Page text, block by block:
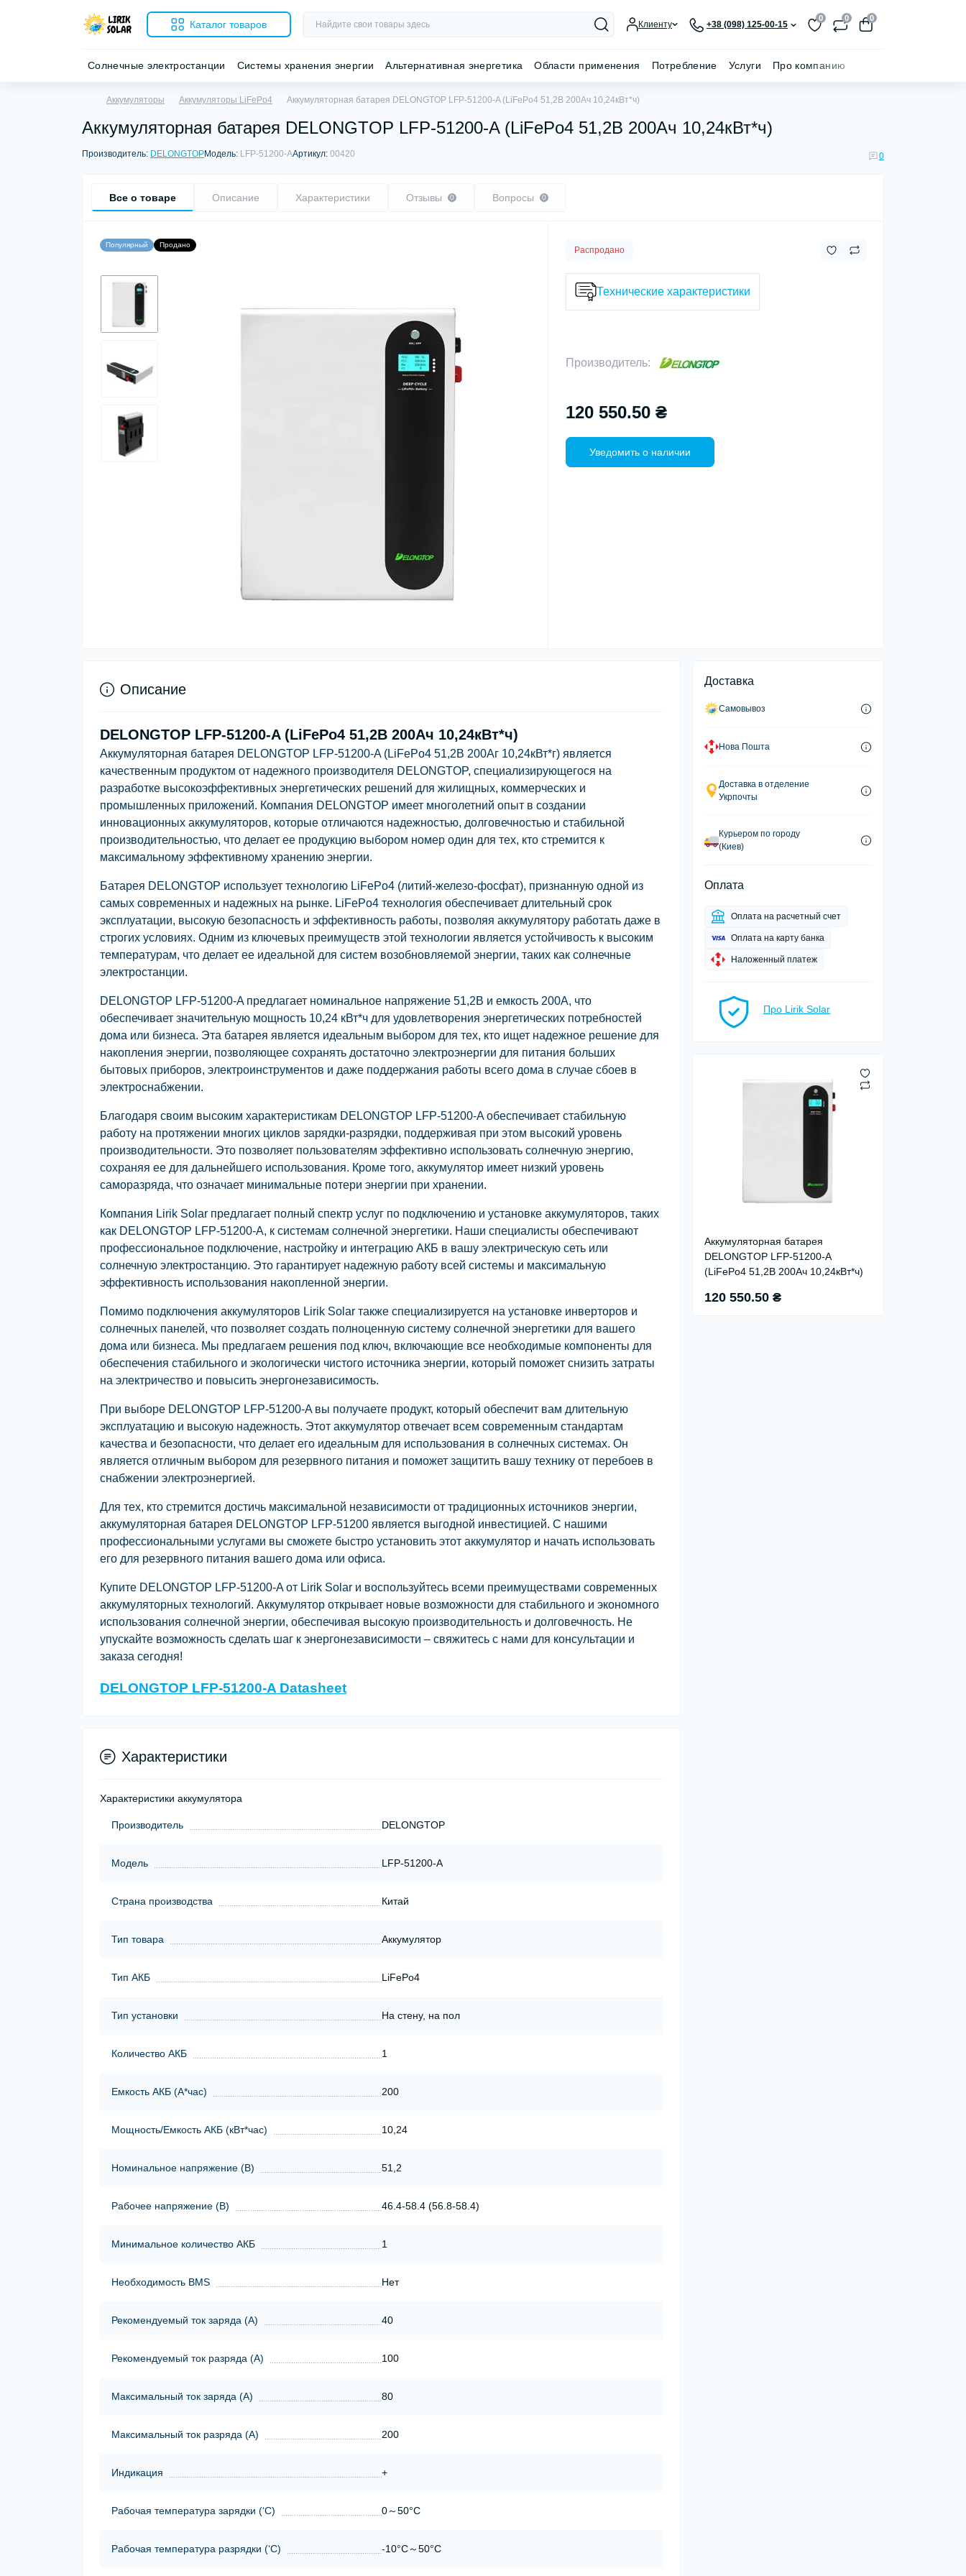
Каталог товаров Клиенту +38 (098) 125-00-15
0 0 0
Солнечные электростанции Системы хранения энергии Альтернативная энергетика Области применения Потребление Услуги Про компанию
Аккумуляторы Аккумуляторы LiFePo4 Аккумуляторная батарея DELONGTOP LFP-51200-A (LiFePo4 51,2В 200Ач 10,24кВт*ч)
Аккумуляторная батарея DELONGTOP LFP-51200-A (LiFePo4 51,2В 200Ач 10,24кВт*ч)
Производитель: DELONGTOPМодель: LFP-51200-AАртикул: 00420 0
Все о товаре Описание Характеристики Отзывы 0 Вопросы 0
Популярный Продано
Распродано
Технические характеристики
Производитель:
120 550.50 ₴
Уведомить о наличии
Доставка
Самовывоз
Нова Пошта
Доставка в отделение
Укрпочты
Курьером по городу
(Киев)
Оплата
Оплата на расчетный счет
Оплата на карту банка
Наложенный платеж
Про Lirik Solar
Аккумуляторная батарея
DELONGTOP LFP-51200-A
(LiFePo4 51,2В 200Ач 10,24кВт*ч)
120 550.50 ₴
Описание
DELONGTOP LFP-51200-A (LiFePo4 51,2В 200Ач 10,24кВт*ч)
Аккумуляторная батарея DELONGTOP LFP-51200-A (LiFePo4 51,2В 200Аг 10,24кВт*г) является
качественным продуктом от надежного производителя DELONGTOP, специализирующегося на
разработке высокоэффективных энергетических решений для жилищных, коммерческих и
промышленных приложений. Компания DELONGTOP имеет многолетний опыт в создании
инновационных аккумуляторов, которые отличаются надежностью, долговечностью и стабильной
производительностью, что делает ее продукцию выбором номер один для тех, кто стремится к
максимальному эффективному хранению энергии.
Батарея DELONGTOP использует технологию LiFePo4 (литий-железо-фосфат), признанную одной из
самых современных и надежных на рынке. LiFePo4 технология обеспечивает длительный срок
эксплуатации, высокую безопасность и эффективность работы, позволяя аккумулятору работать даже в
строгих условиях. Одним из ключевых преимуществ этой технологии является устойчивость к высоким
температурам, что делает ее идеальной для систем возобновляемой энергии, таких как солнечные
электростанции.
DELONGTOP LFP-51200-A предлагает номинальное напряжение 51,2В и емкость 200А, что
обеспечивает значительную мощность 10,24 кВт*ч для удовлетворения энергетических потребностей
дома или бизнеса. Эта батарея является идеальным выбором для тех, кто ищет надежное решение для
накопления энергии, позволяющее сохранять достаточно электроэнергии для питания больших
бытовых приборов, электроинструментов и даже поддержания работы всего дома в случае сбоев в
электроснабжении.
Благодаря своим высоким характеристикам DELONGTOP LFP-51200-A обеспечивает стабильную
работу на протяжении многих циклов зарядки-разрядки, поддерживая при этом высокий уровень
производительности. Это позволяет пользователям эффективно использовать солнечную энергию,
сохраняя ее для дальнейшего использования. Кроме того, аккумулятор имеет низкий уровень
саморазряда, что означает минимальные потери энергии при хранении.
Компания Lirik Solar предлагает полный спектр услуг по подключению и установке аккумуляторов, таких
как DELONGTOP LFP-51200-A, к системам солнечной энергетики. Наши специалисты обеспечивают
профессиональное подключение, настройку и интеграцию АКБ в вашу электрическую сеть или
солнечную электростанцию. Это гарантирует надежную работу всей системы и максимальную
эффективность использования накопленной энергии.
Помимо подключения аккумуляторов Lirik Solar также специализируется на установке инверторов и
солнечных панелей, что позволяет создать полноценную систему солнечной энергетики для вашего
дома или бизнеса. Мы предлагаем решения под ключ, включающие все необходимые компоненты для
обеспечения стабильного и экологически чистого источника энергии, который поможет снизить затраты
на электричество и повысить энергонезависимость.
При выборе DELONGTOP LFP-51200-A вы получаете продукт, который обеспечит вам длительную
эксплуатацию и высокую надежность. Этот аккумулятор отвечает всем современным стандартам
качества и безопасности, что делает его идеальным для использования в солнечных системах. Он
является отличным выбором для резервного питания и поможет защитить вашу технику от перебоев в
снабжении электроэнергией.
Для тех, кто стремится достичь максимальной независимости от традиционных источников энергии,
аккумуляторная батарея DELONGTOP LFP-51200 является выгодной инвестицией. С нашими
профессиональными услугами вы сможете быстро установить этот аккумулятор и начать использовать
его для резервного питания вашего дома или офиса.
Купите DELONGTOP LFP-51200-A от Lirik Solar и воспользуйтесь всеми преимуществами современных
аккумуляторных технологий. Аккумулятор открывает новые возможности для стабильного и экономного
использования солнечной энергии, обеспечивая высокую производительность и долговечность. Не
упускайте возможность сделать шаг к энергонезависимости – свяжитесь с нами для консультации и
заказа сегодня!
DELONGTOP LFP-51200-A Datasheet
Характеристики
Характеристики аккумулятора
Производитель DELONGTOP
Модель LFP-51200-A
Страна производства Китай
Тип товара Аккумулятор
Тип АКБ LiFePo4
Тип установки На стену, на пол
Количество АКБ 1
Емкость АКБ (А*час) 200
Мощность/Емкость АКБ (кВт*час) 10,24
Номинальное напряжение (В) 51,2
Рабочее напряжение (В) 46.4-58.4 (56.8-58.4)
Минимальное количество АКБ 1
Необходимость BMS Нет
Рекомендуемый ток заряда (А) 40
Рекомендуемый ток разряда (А) 100
Максимальный ток заряда (А) 80
Максимальный ток разряда (А) 200
Индикация +
Рабочая температура зарядки (‘С) 0～50°C
Рабочая температура разрядки (‘С) -10°C～50°C